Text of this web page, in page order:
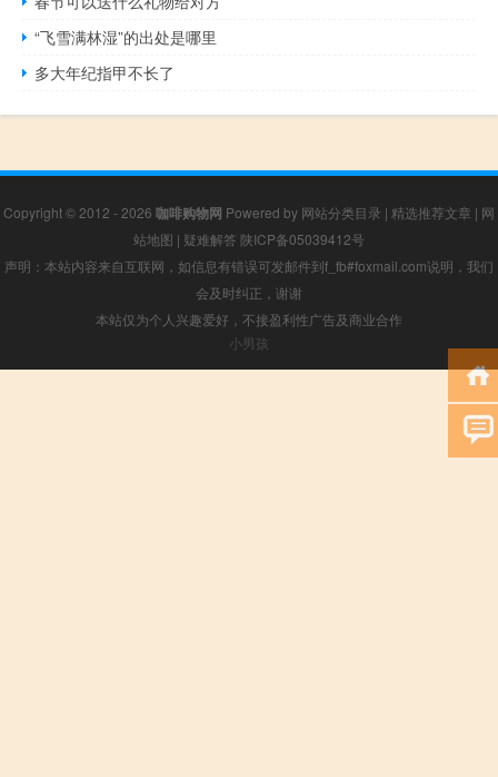
“飞雪满林湿”的出处是哪里
多大年纪指甲不长了
Copyright © 2012 - 2026 咖啡购物网 Powered by 网站分类目录 | 精选推荐文章 | 网
站地图 | 疑难解答 陕ICP备05039412号
声明：本站内容来自互联网，如信息有错误可发邮件到f_fb#foxmail.com说明，我们
会及时纠正，谢谢
本站仅为个人兴趣爱好，不接盈利性广告及商业合作
小男孩